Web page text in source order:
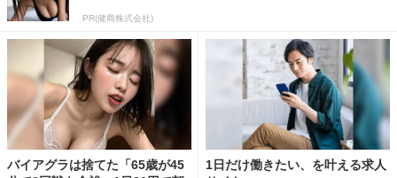
PR(健商株式会社)
バイアグラは捨てた「65歳が45
1日だけ働きたい、を叶える求人